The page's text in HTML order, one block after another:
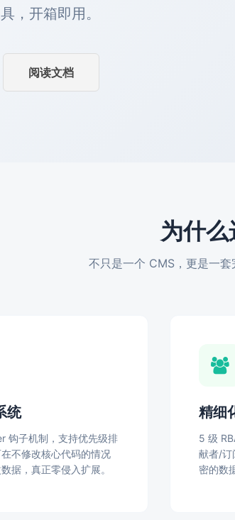
，开箱即用。
阅读文档
为什
不只是一个 CMS，更是一套
统
钩子机制，支持优先级排
不修改核心代码的情况
据，真正零侵入扩展。
精细
5 级
献者/订
密的数